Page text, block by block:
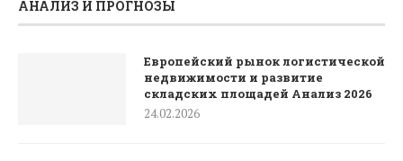
АНАЛИЗ И ПРОГНОЗЫ
Европейский рынок логистической
недвижимости и развитие
складских площадей Анализ 2026
24.02.2026